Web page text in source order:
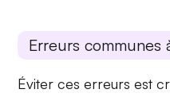
Erreurs communes
Éviter ces erreurs est